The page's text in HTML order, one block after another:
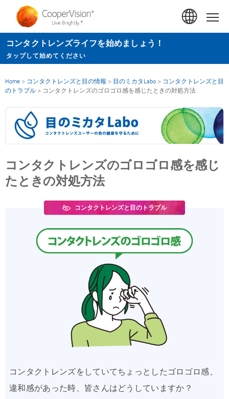
ン
コ
ン
ン
動
コンタクトレンズライフを始めましょう！
タップして始めてください
Home > コンタクトレンズと目の情報 > 目のミカタLabo > コンタクトレンズと目
のトラブル > コンタクトレンズのゴロゴロ感を感じたときの対処方法
コンタクトレンズのゴロゴロ感を感じ
たときの対処方法
コンタクトレンズと目のトラブル
コンタクトレンズをしていてちょっとしたゴロゴロ感、
違和感があった時、皆さんはどうしていますか？